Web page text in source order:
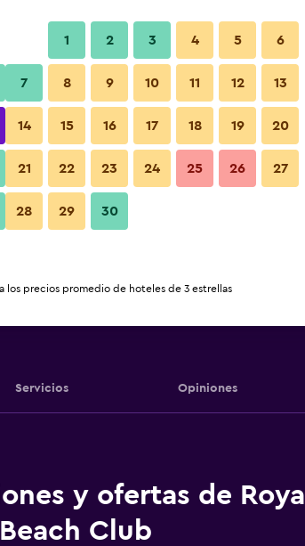
Servicios Opiniones
y ofertas de Royal
Club
1 2 3 4 5 6
7 8 9 10 11 12 13
14 15 16 17 18 19 20
21 22 23 24 25 26 27
28 29 30
los precios promedio de hoteles de 3 estrellas